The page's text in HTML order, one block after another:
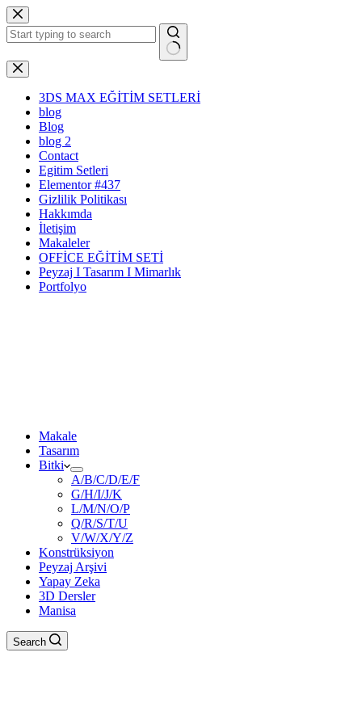
Skip
to
content
No
results
3DS MAX EĞİTİM SETLERİ
blog
Blog
blog 2
Contact
Egitim Setleri
Elementor #437
Gizlilik Politikası
Hakkımda
İletişim
Makaleler
OFFİCE EĞİTİM SETİ
Peyzaj I Tasarım I Mimarlık
Portfolyo
Makale
Tasarım
Bitki
A/B/C/D/E/F
G/H/I/J/K
L/M/N/O/P
Q/R/S/T/U
V/W/X/Y/Z
Konstrüksiyon
Peyzaj Arşivi
Yapay Zeka
3D Dersler
Manisa
Search